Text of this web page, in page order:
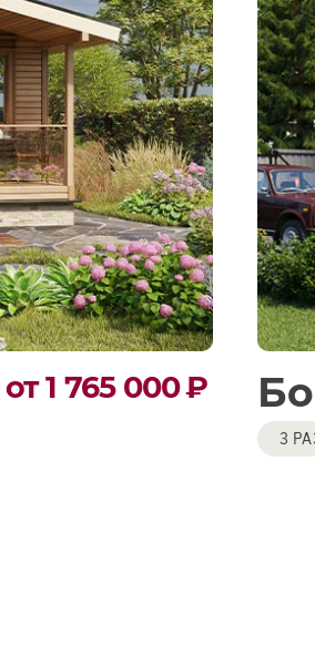
от 1 765 000₽
3